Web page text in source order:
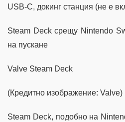
USB-C, докинг станция (не е
Steam Deck срещу Nintendo
на пускане
Valve Steam Deck
(Кредитно изображение: Valve)
Steam Deck, подобно на